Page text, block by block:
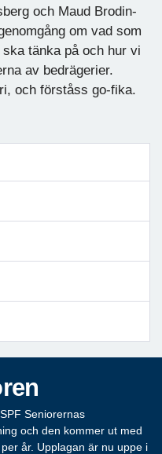
och Maud Brodin-
om vad som
tänka på och hur vi
av bedrägerier.
och förståss go-fika.
Seniorernas
och den kommer ut med
år. Upplagan är nu uppe i